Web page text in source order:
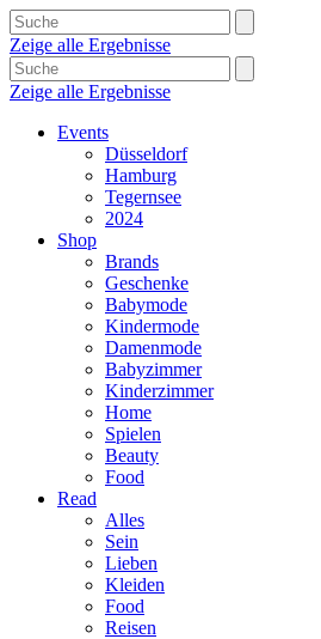
Zeige alle Ergebnisse
Zeige alle Ergebnisse
Events
Düsseldorf
Hamburg
Tegernsee
2024
Shop
Brands
Geschenke
Babymode
Kindermode
Damenmode
Babyzimmer
Kinderzimmer
Home
Spielen
Beauty
Food
Read
Alles
Sein
Lieben
Kleiden
Food
Reisen